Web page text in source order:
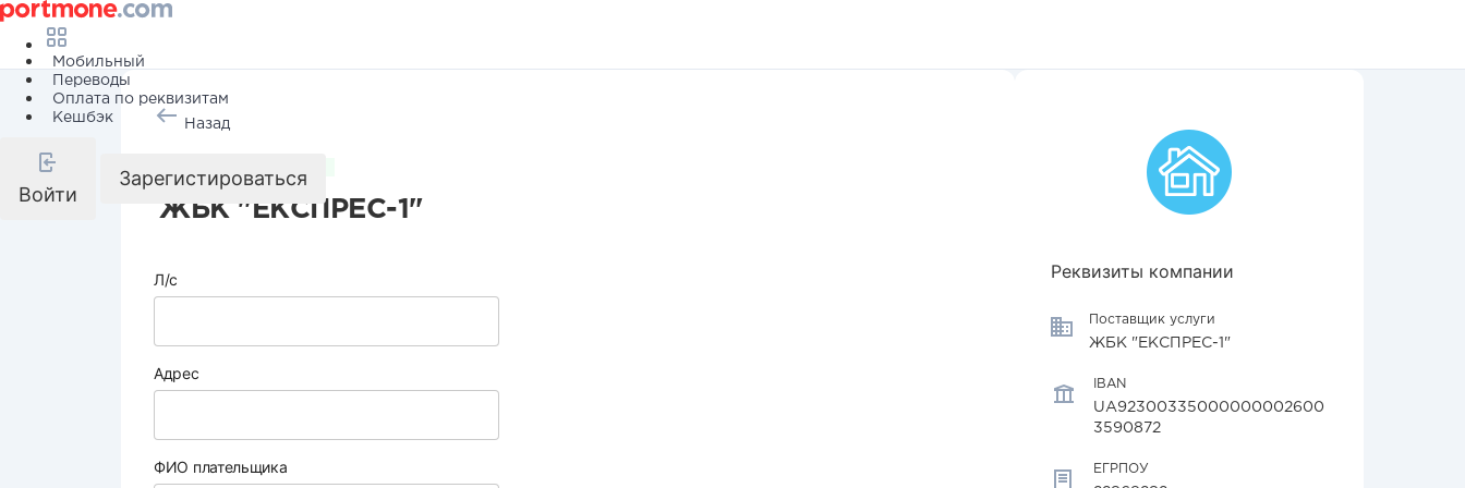
Мобильный
Переводы
Оплата по реквизитам
Кешбэк
Войти
Зарегистироваться
Назад
ЖБК "ЕКСПРЕС-1"
Л/с
Адрес
ФИО плательщика
Реквизиты компании
Поставщик услуги
ЖБК "ЕКСПРЕС-1"
IBAN
UA92300335000000002600
3590872
ЕГРПОУ